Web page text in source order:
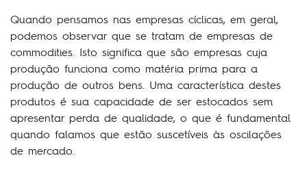
Quando pensamos nas empresas cíclicas, em geral,
podemos observar que se tratam de empresas de
commodities. Isto significa que são empresas cuja
produção funciona como matéria prima para a
produção de outros bens. Uma característica destes
produtos é sua capacidade de ser estocados sem
apresentar perda de qualidade, o que é fundamental
quando falamos que estão suscetíveis às oscilações
de mercado.